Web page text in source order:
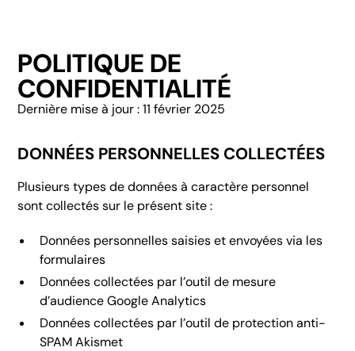
POLITIQUE DE
CONFIDENTIALITÉ
Dernière mise à jour : 11 février 2025
DONNÉES PERSONNELLES COLLECTÉES
Plusieurs types de données à caractère personnel
sont collectés sur le présent site :
Données personnelles saisies et envoyées via les
formulaires
Données collectées par l’outil de mesure
d’audience Google Analytics
Données collectées par l’outil de protection anti-
SPAM Akismet